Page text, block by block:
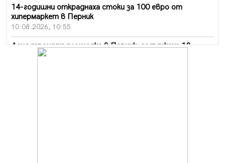
14-годишни откраднаха стоки за 100 евро от
хипермаркет в Перник
10.08.2026, 10:55
Деца трошиха площадка в Перник, задържаха 18-
годишен